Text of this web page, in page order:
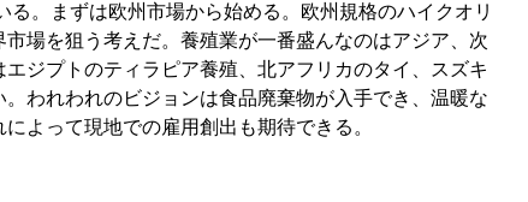
る。まずは欧州市場から始める。欧州規格のハイクオリ
場を狙う考えだ。養殖業が一番盛んなのはアジア、次
ジプトのティラピア養殖、北アフリカのタイ、スズキ
われわれのビジョンは食品廃棄物が入手でき、温暖な
よって現地での雇用創出も期待できる。